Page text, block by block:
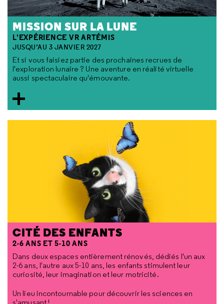
MISSION SUR LA LUNE
L'EXPÉRIENCE VR ARTÉMIS
JUSQU’AU 3 JANVIER 2027
Et si vous faisiez partie des prochaines recrues de
l'exploration lunaire ? Une aventure en réalité virtuelle
aussi spectaculaire qu'émouvante.
CITÉ DES ENFANTS
2-6 ANS ET 5-10 ANS
Dans deux espaces entièrement rénovés, dédiés l'un aux
2-6 ans, l'autre aux 5-10 ans, les enfants stimulent leur
curiosité, leur imagination et leur motricité.
Un lieu incontournable pour découvrir les sciences en